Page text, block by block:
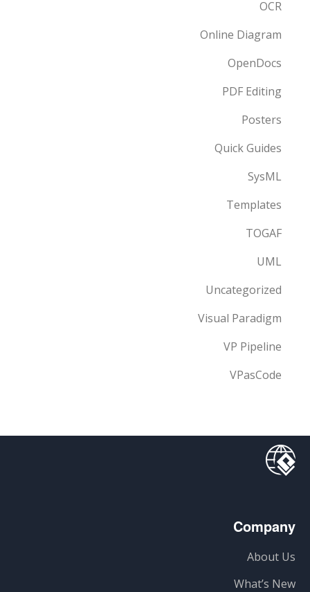
OCR
Online Diagram
OpenDocs
PDF Editing
Posters
Quick Guides
SysML
Templates
TOGAF
UML
Uncategorized
Visual Paradigm
VP Pipeline
VPasCode
Company
About Us
What’s New